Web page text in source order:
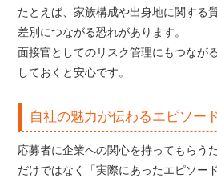
たとえば、家族構成や出身地に関する
差別につながる恐れがあります。
面接官としてのリスク管理にもつなが
しておくと安心です。
自社の魅力が伝わるエピソー
応募者に企業への関心を持ってもらう
だけではなく「実際にあったエピソー